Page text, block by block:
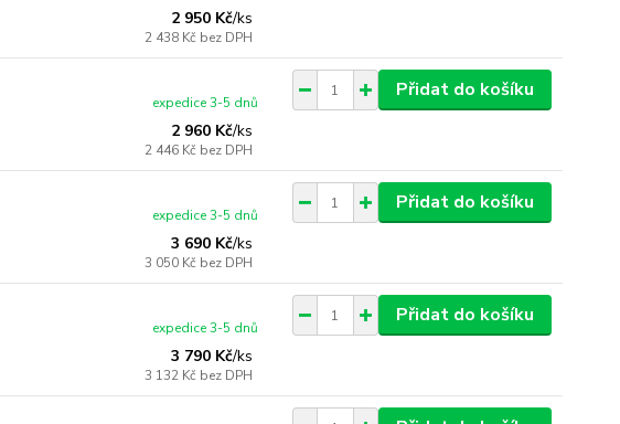
2 950 Kč/ks
2 438 Kč bez DPH
2 960 Kč/ks
2 446 Kč bez DPH
expedice 3-5 dnů
Přidat do košíku
3 690 Kč/ks
3 050 Kč bez DPH
expedice 3-5 dnů
Přidat do košíku
3 790 Kč/ks
3 132 Kč bez DPH
expedice 3-5 dnů
Přidat do košíku